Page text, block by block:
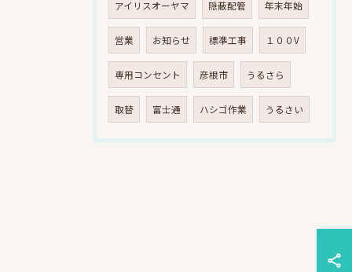
アイリスオーヤマ 隠蔽配管 年末年始
営業 お知らせ 標準工事 １００V
専用コンセント 彦根市 うるさら
取替 富士通 ハシゴ作業 うるさい